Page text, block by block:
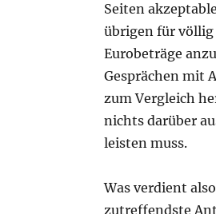
Seiten
übrigen für völlig
Eurobeträge
Gesprächen mit
zum Vergleich
nichts darüber
leisten muss.
Was verdient
zutreffendste